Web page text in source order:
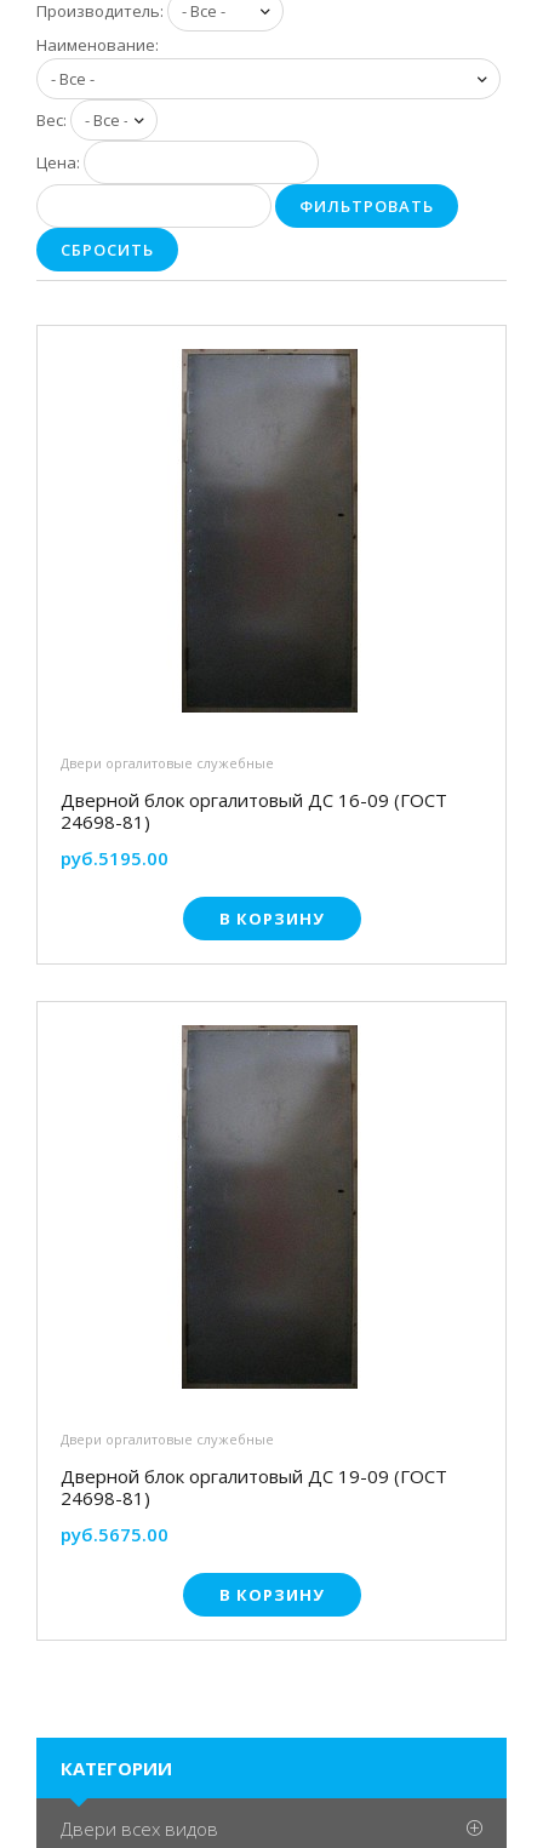
Производитель:
Наименование:
Вес:
Цена:
ФИЛЬТРОВАТЬ
СБРОСИТЬ
Двери оргалитовые служебные
Дверной блок оргалитовый ДС 16-09 (ГОСТ
24698-81)
руб.5195.00
В КОРЗИНУ
Двери оргалитовые служебные
Дверной блок оргалитовый ДС 19-09 (ГОСТ
24698-81)
руб.5675.00
В КОРЗИНУ
КАТЕГОРИИ
Двери всех видов